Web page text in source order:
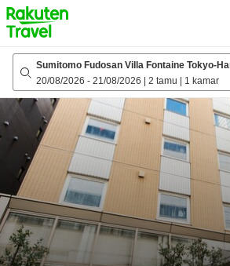
to
top
page
Sumitomo Fudosan Villa Fontaine Tokyo-
20/08/2026 - 21/08/2026 2 tamu 1 kamar